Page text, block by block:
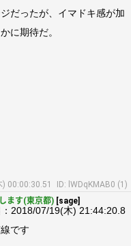
だったが、イマドキ感が加
に期待だ。
00:00:30.51
ID: lWDqKMAB0 (1)
ます(東京都) [sage]
2018/07/19(木) 21:44:20.8
です